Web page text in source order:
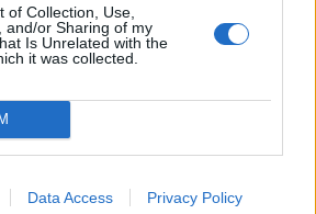
of Collection, Use,
and/or Sharing of my
Is Unrelated with the
it was collected.
Data Access Privacy Policy
Piattaforme di teleconferenza
da remoto di riunioni, trattative
e collaudi. Piattaforme di design
di Advanced Human Machine Interface,
e collaudi al cliente.